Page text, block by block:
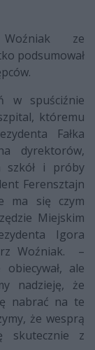
ze
podsumował
w spuściźnie
któremu
Fałka
dyrektorów,
szkół i próby
Ferensztajn
ma się czym
Miejskim
Igora
Woźniak. –
ale
nadzieję, że
nabrać na te
że wesprą
skutecznie z